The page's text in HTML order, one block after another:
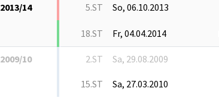
2013/14 5.ST So, 06.10.2013
18.ST Fr, 04.04.2014
2009/10 2.ST Sa, 29.08.2009
15.ST Sa, 27.03.2010